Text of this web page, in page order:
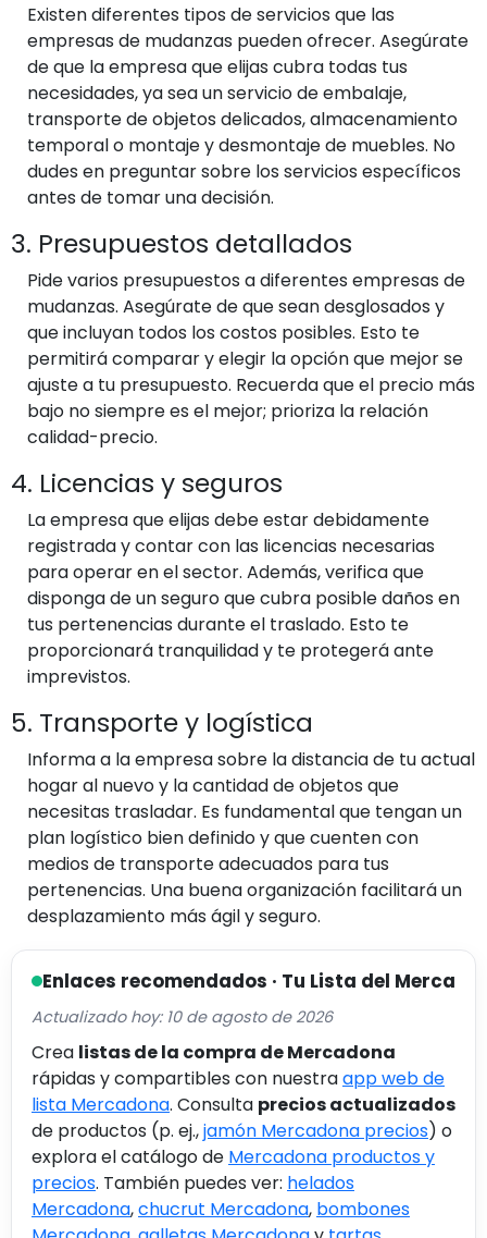
Existen diferentes tipos de servicios que las
empresas de mudanzas pueden ofrecer. Asegúrate
de que la empresa que elijas cubra todas tus
necesidades, ya sea un servicio de embalaje,
transporte de objetos delicados, almacenamiento
temporal o montaje y desmontaje de muebles. No
dudes en preguntar sobre los servicios específicos
antes de tomar una decisión.
3. Presupuestos detallados
Pide varios presupuestos a diferentes empresas de
mudanzas. Asegúrate de que sean desglosados y
que incluyan todos los costos posibles. Esto te
permitirá comparar y elegir la opción que mejor se
ajuste a tu presupuesto. Recuerda que el precio más
bajo no siempre es el mejor; prioriza la relación
calidad-precio.
4. Licencias y seguros
La empresa que elijas debe estar debidamente
registrada y contar con las licencias necesarias
para operar en el sector. Además, verifica que
disponga de un seguro que cubra posible daños en
tus pertenencias durante el traslado. Esto te
proporcionará tranquilidad y te protegerá ante
imprevistos.
5. Transporte y logística
Informa a la empresa sobre la distancia de tu actual
hogar al nuevo y la cantidad de objetos que
necesitas trasladar. Es fundamental que tengan un
plan logístico bien definido y que cuenten con
medios de transporte adecuados para tus
pertenencias. Una buena organización facilitará un
desplazamiento más ágil y seguro.
Enlaces recomendados · Tu Lista del Merca
Actualizado hoy: 10 de agosto de 2026
Crea listas de la compra de Mercadona
rápidas y compartibles con nuestraapp web de
lista Mercadona. Consulta precios actualizados
de productos (p. ej.,jamón Mercadona precios) o
explora el catálogo de Mercadona productos y
precios. También puedes ver: helados
Mercadona,chucrut Mercadona, bombones